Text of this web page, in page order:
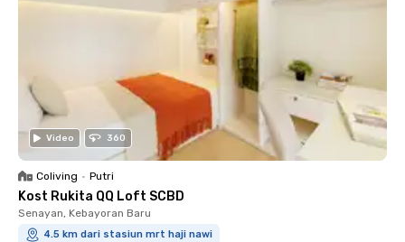
Video 360
Coliving • Putri
Kost Rukita QQ Loft SCBD
Senayan, Kebayoran Baru
4.5 km dari stasiun mrt haji nawi